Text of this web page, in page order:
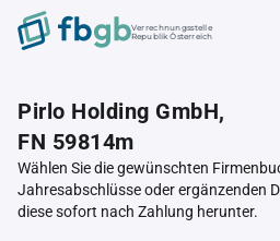
Verrechnungsstelle
Republik Österreich
Pirlo Holding GmbH,
FN 59814m
Wählen Sie die gewünschten
Jahresabschlüsse oder ergänzenden
diese sofort nach Zahlung herunter.